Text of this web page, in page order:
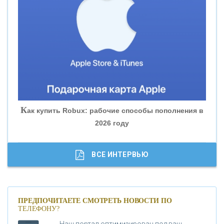
«ВНЕШПРОМБАНК»
«БАНК ГЛОБЭКС»
«СОВКОМБАНК»
«ГАЗПРОМБАНК»
«МОСКОВСКИЙ КРЕДИТНЫЙ БАНК»
Как купить Robux: рабочие способы пополнения в
2026 году
ВСЕ ИНТЕРВЬЮ
ПРЕДПОЧИТАЕТЕ СМОТРЕТЬ НОВОСТИ ПО
ТЕЛЕФОНУ?